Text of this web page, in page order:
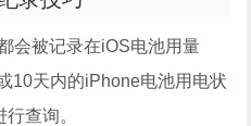
会被记录在iOS电池用量
10天内的iPhone电池用电状
行查询。